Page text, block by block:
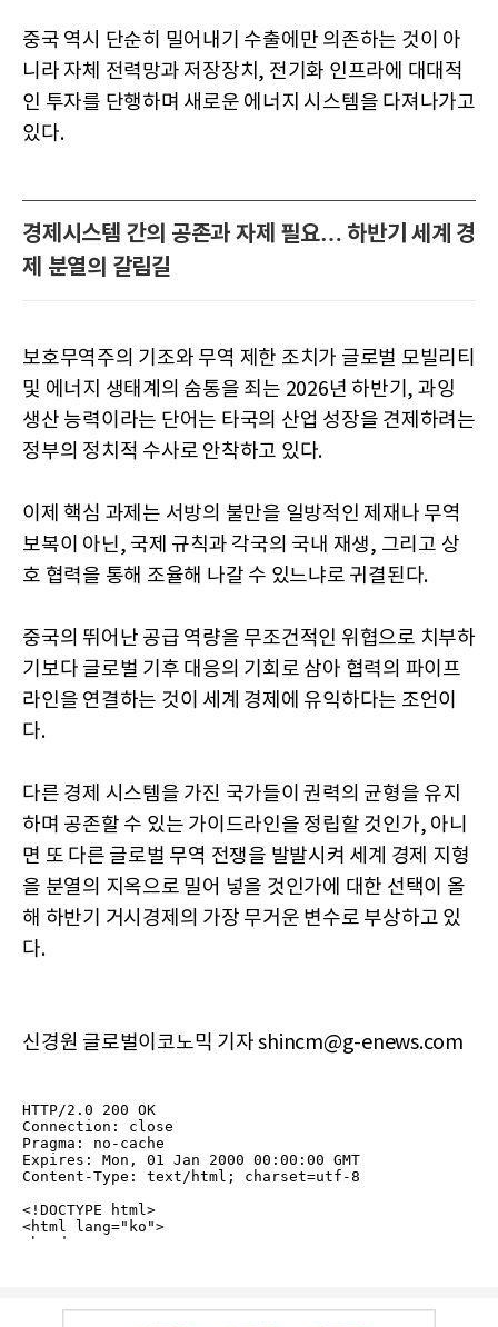
중국 역시 단순히 밀어내기 수출에만 의존하는 것이 아
니라 자체 전력망과 저장장치, 전기화 인프라에 대대적
인 투자를 단행하며 새로운 에너지 시스템을 다져나가고
있다.
경제시스템 간의 공존과 자제 필요… 하반기 세계 경
제 분열의 갈림길
보호무역주의 기조와 무역 제한 조치가 글로벌 모빌리티
및 에너지 생태계의 숨통을 죄는 2026년 하반기, 과잉
생산 능력이라는 단어는 타국의 산업 성장을 견제하려는
정부의 정치적 수사로 안착하고 있다.
이제 핵심 과제는 서방의 불만을 일방적인 제재나 무역
보복이 아닌, 국제 규칙과 각국의 국내 재생, 그리고 상
호 협력을 통해 조율해 나갈 수 있느냐로 귀결된다.
중국의 뛰어난 공급 역량을 무조건적인 위협으로 치부하
기보다 글로벌 기후 대응의 기회로 삼아 협력의 파이프
라인을 연결하는 것이 세계 경제에 유익하다는 조언이
다.
다른 경제 시스템을 가진 국가들이 권력의 균형을 유지
하며 공존할 수 있는 가이드라인을 정립할 것인가, 아니
면 또 다른 글로벌 무역 전쟁을 발발시켜 세계 경제 지형
을 분열의 지옥으로 밀어 넣을 것인가에 대한 선택이 올
해 하반기 거시경제의 가장 무거운 변수로 부상하고 있
다.
신경원 글로벌이코노믹 기자 shincm@g-enews.com